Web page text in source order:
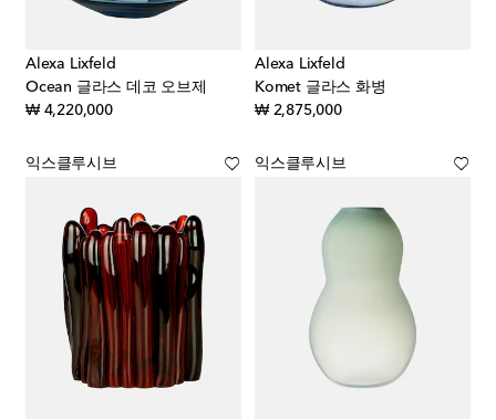
Alexa Lixfeld
Ocean 글라스 데코 오브제
₩ 4,220,000original price
Alexa Lixfeld
Komet 글라스 화병
₩ 2,875,000original price
익스클루시브 익스클루시브